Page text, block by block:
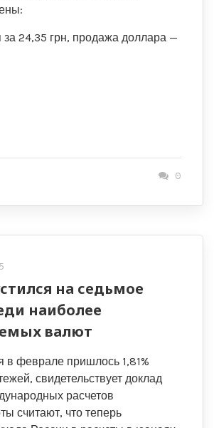
за 24,35 грн, продажа доллара —
0
на седьмое
наиболее
валют
феврале пришлось 1,81%
свидетельствует доклад
расчетов
считают, что теперь